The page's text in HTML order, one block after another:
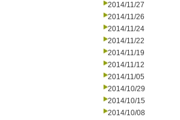
2014/11/27
2014/11/26
2014/11/24
2014/11/22
2014/11/19
2014/11/12
2014/11/05
2014/10/29
2014/10/15
2014/10/08